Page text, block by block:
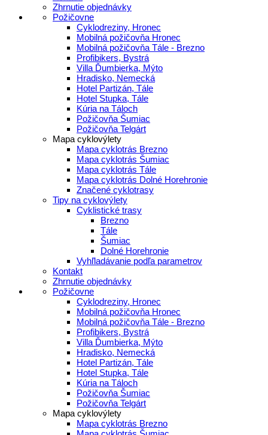
Zhrnutie objednávky
Požičovne
Cyklodreziny, Hronec
Mobilná požičovňa Hronec
Mobilná požičovňa Tále - Brezno
Profibikers, Bystrá
Villa Ďumbierka, Mýto
Hradisko, Nemecká
Hotel Partizán, Tále
Hotel Stupka, Tále
Kúria na Táloch
Požičovňa Šumiac
Požičovňa Telgárt
Mapa cyklovýlety
Mapa cyklotrás Brezno
Mapa cyklotrás Šumiac
Mapa cyklotrás Tále
Mapa cyklotrás Dolné Horehronie
Značené cyklotrasy
Tipy na cyklovýlety
Cyklistické trasy
Brezno
Tále
Šumiac
Dolné Horehronie
Vyhľladávanie podľa parametrov
Kontakt
Zhrnutie objednávky
Požičovne
Cyklodreziny, Hronec
Mobilná požičovňa Hronec
Mobilná požičovňa Tále - Brezno
Profibikers, Bystrá
Villa Ďumbierka, Mýto
Hradisko, Nemecká
Hotel Partizán, Tále
Hotel Stupka, Tále
Kúria na Táloch
Požičovňa Šumiac
Požičovňa Telgárt
Mapa cyklovýlety
Mapa cyklotrás Brezno